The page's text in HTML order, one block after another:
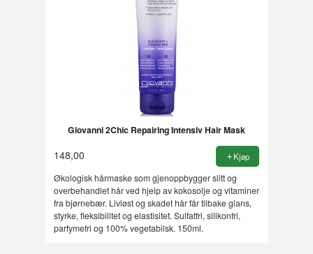
Giovanni 2Chic Repairing Intensiv Hair Mask
148,00 Kjøp
Økologisk hårmaske som gjenoppbygger slitt og
overbehandlet hår ved hjelp av kokosolje og vitaminer
fra bjørnebær. Livløst og skadet hår får tilbake glans,
styrke, fleksibilitet og elastisitet. Sulfatfri, silikonfri,
parfymefri og 100% vegetabilsk. 150ml.